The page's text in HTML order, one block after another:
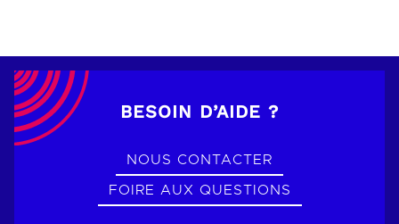
BESOIN D’AIDE ?
NOUS CONTACTER
FOIRE AUX QUESTIONS